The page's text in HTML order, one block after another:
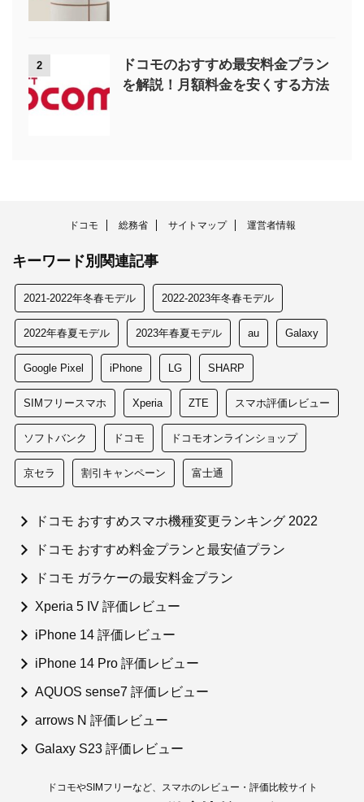
2
ドコモのおすすめ最安料金プラン
を解説！月額料金を安くする方法
ドコモ 総務省 サイトマップ 運営者情報
キーワード別関連記事
2021-2022年冬春モデル 2022-2023年冬春モデル
2022年春夏モデル 2023年春夏モデル au Galaxy
Google Pixel iPhone LG SHARP
SIMフリースマホ Xperia ZTE スマホ評価レビュー
ソフトバンク ドコモ ドコモオンラインショップ
京セラ 割引キャンペーン 富士通
ドコモ おすすめスマホ機種変更ランキング 2022
ドコモ おすすめ料金プランと最安値プラン
ドコモ ガラケーの最安料金プラン
Xperia 5 IV 評価レビュー
iPhone 14 評価レビュー
iPhone 14 Pro 評価レビュー
AQUOS sense7 評価レビュー
arrows N 評価レビュー
Galaxy S23 評価レビュー
ドコモやSIMフリーなど、スマホのレビュー・評価比較サイト